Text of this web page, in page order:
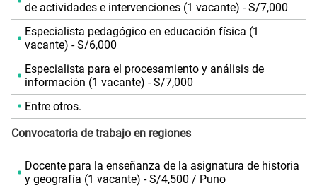
de actividades e intervenciones (1 vacante) - S/7,000
Especialista pedagógico en educación física (1
vacante) - S/6,000
Especialista para el procesamiento y análisis de
información (1 vacante) - S/7,000
Entre otros.
Convocatoria de trabajo en regiones
Docente para la enseñanza de la asignatura de historia
y geografía (1 vacante) - S/4,500 / Puno